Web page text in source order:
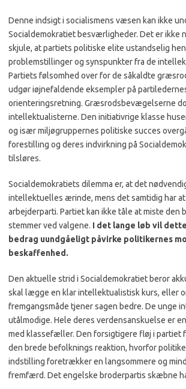
Denne indsigt i socialismens væsen kan ikke
Socialdemokratiet besvær­ligheder. Det er ikke
skjule, at partiets politi­ske elite ustandselig
problemstillinger og synspunk­ter fra de
Partiets følsomhed over for de såkaldte
udgør iøjnefaldende ek­sempler på
orienteringsretning. Græsrodsbevægelserne
intellektualisterne. Den initia­tivrige klasse
og især miljøgrupper­nes politiske succes
forestilling og deres indvirkning på
tilsløres.
Socialdemokratiets dilemma er, at det
intellektuelles ærinde, mens det samtidig har
arbejderparti. Partiet kan ikke tåle at miste den
stemmer ved valgene. I det lange løb vil
bedrag uundgå­eligt påvirke politikernes
beskaffenhed.
Den aktuelle strid i Socialde­mokratiet beror
skal lægge en klar intellektualistisk kurs, eller
fremgangs­måde tjener sagen bedre. De unge
utålmo­dige. Hele deres verdensan­skuelse er
med klassefæller. Den for­sigtigere fløj i partiet
den brede befolk­nings reaktion, hvorfor
indstilling fore­trækker en langsommere og
frem­færd. Det engelske broderpar­tis skæbne